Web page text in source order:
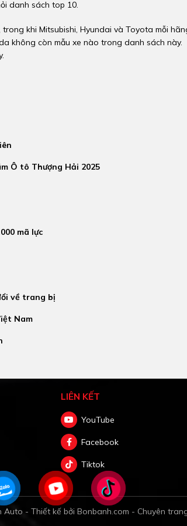
danh sách top 10.
khi Mitsubishi, Hyundai và Toyota mỗi
không còn mẫu xe nào trong danh sách này.
Ô tô Thượng Hải 2025
mã lực
về trang bị
Nam
LIÊN KẾT
YouTube
Facebook
Tiktok
Auto - Thiết kế bởi Bonbanh.com - Chuyên